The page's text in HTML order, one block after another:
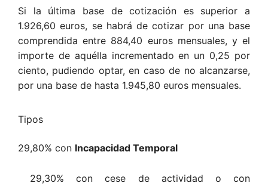
Si la última base de cotización es superior a
1.926,60 euros, se habrá de cotizar por una base
comprendida entre 884,40 euros mensuales, y el
importe de aquélla incrementado en un 0,25 por
ciento, pudiendo optar, en caso de no alcanzarse,
por una base de hasta 1.945,80 euros mensuales.
Tipos
29,80% con Incapacidad Temporal
29,30% con cese de actividad o con